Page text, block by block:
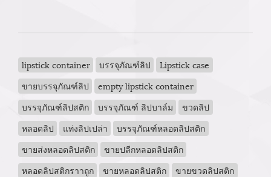
lipstick container บรรจุภัณฑ์ลิป
Lipstick case
ขายบรรจุภัณฑ์ลิป
empty lipstick container
บรรจุภัณฑ์ลิปสติก
บรรจุภัณฑ์ ลิปบาล์ม
ขวดลิป
หลอดลิป
แท่งลิปเปล่า
บรรจุภัณฑ์หลอดลิปสติก
ขายส่งหลอดลิปสติก
ขายปลีกหลอดลิปสติก
หลอดลิปสติกราาถูก
ขายหลอดลิปสติก
ขายขวดลิปสติก